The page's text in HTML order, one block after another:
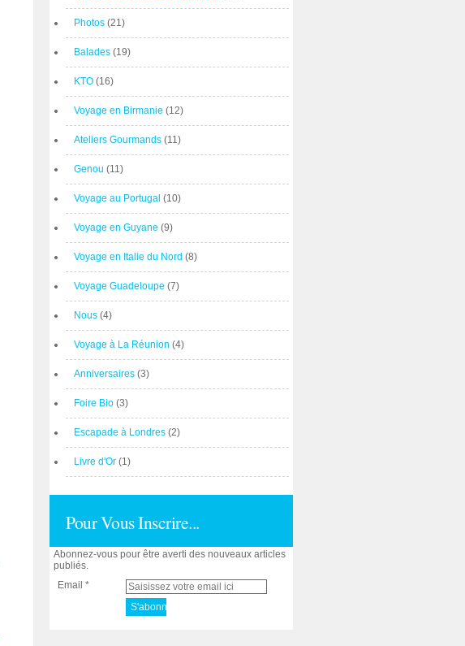
Photos (21)
Balades (19)
KTO (16)
Voyage en Birmanie (12)
Ateliers Gourmands (11)
Genou (11)
Voyage au Portugal (10)
Voyage en Guyane (9)
Voyage en Italie du Nord (8)
Voyage Guadeloupe (7)
Nous (4)
Voyage à La Réunion (4)
Anniversaires (3)
Foire Bio (3)
Escapade à Londres (2)
Livre d'Or (1)
Pour Vous Inscrire...
Abonnez-vous pour être averti des nouveaux articles
publiés.
Email